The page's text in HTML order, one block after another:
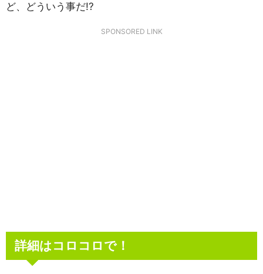
ど、どういう事だ!?
SPONSORED LINK
詳細はコロコロで！